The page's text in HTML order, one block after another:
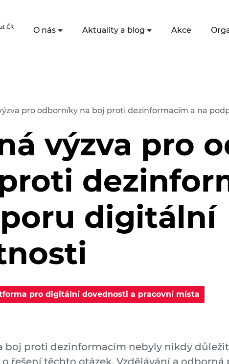
O nás Aktuality a blog Akce
pro odborníky na boj proti dezinformacím a na
výzva pro
digitální
pro digitální dovednosti a pracovní místa
proti dezinformacím nebyly nikdy
řešení těchto otázek. Vzdělávání a